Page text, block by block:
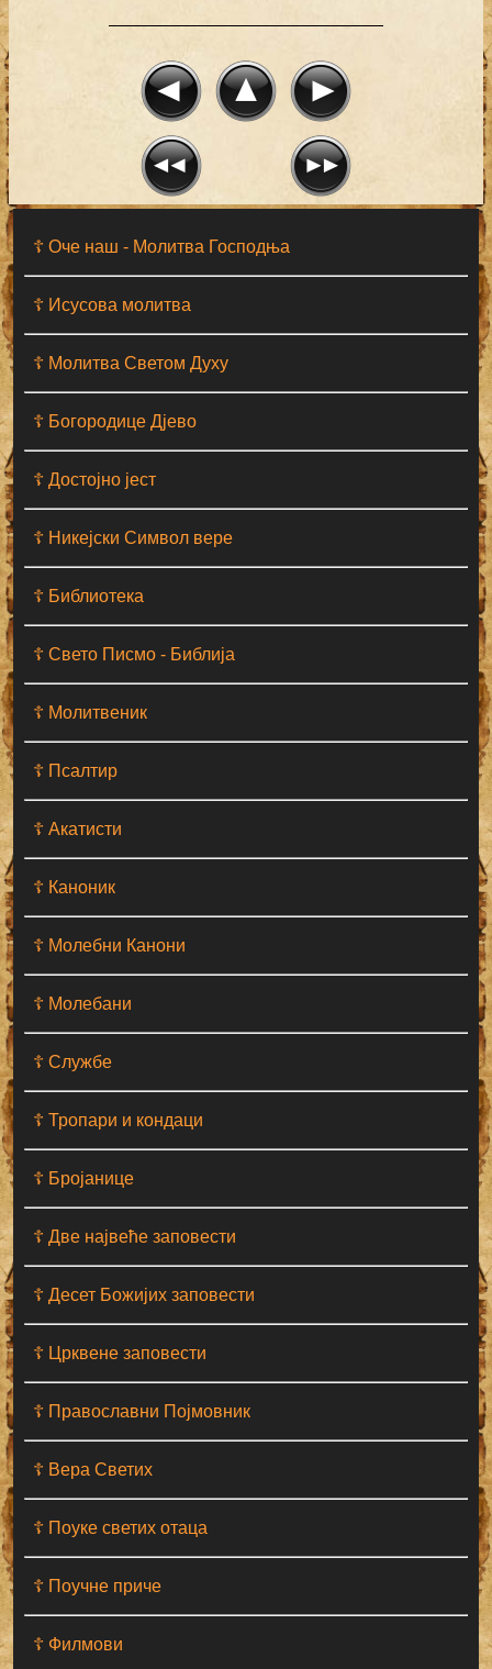
☦ Оче наш - Moлитва Господња
☦ Исусова молитва
☦ Молитва Светом Духу
☦ Богородице Дјево
☦ Достојно јест
☦ Никејски Символ вере
☦ Библиотека
☦ Свето Писмо - Библија
☦ Молитвеник
☦ Псалтир
☦ Акатисти
☦ Каноник
☦ Молебни Канони
☦ Молебани
☦ Службе
☦ Тропари и кондаци
☦ Бројанице
☦ Две највеће заповести
☦ Десет Божијих заповести
☦ Црквене заповести
☦ Православни Појмовник
☦ Вера Светих
☦ Поуке светих отаца
☦ Поучне приче
☦ Филмови